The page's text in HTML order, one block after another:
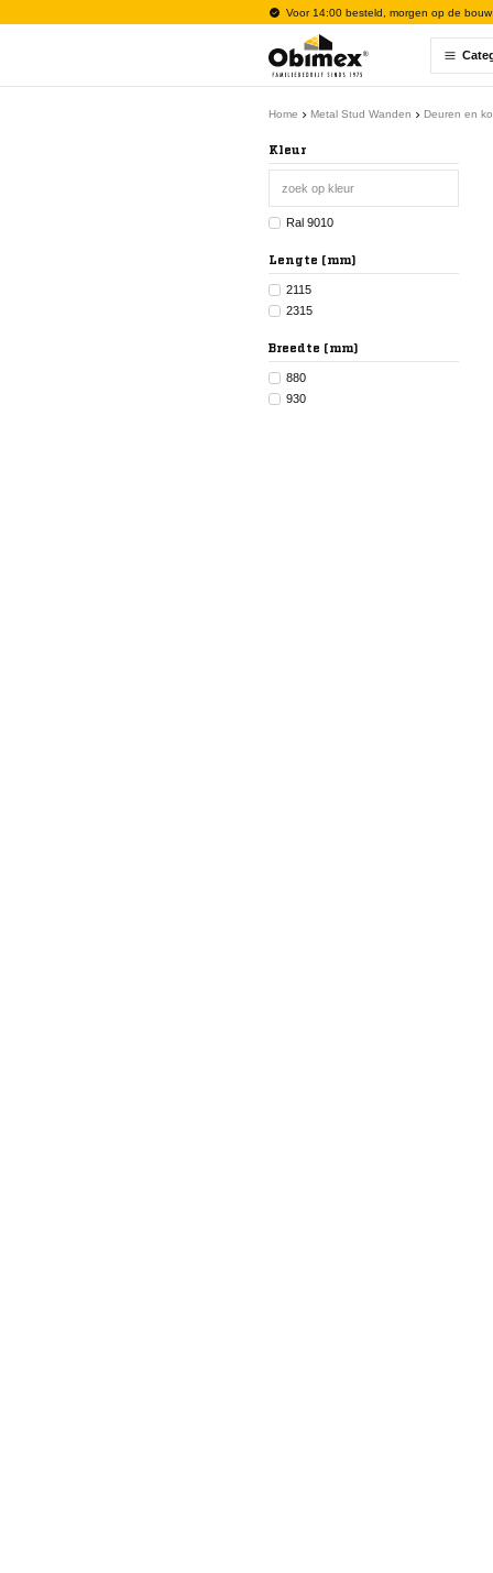
Voor 14:00 besteld, morgen op de bouw
Home Metal Stud Wanden Deuren en
Kleur
Ral 9010
Lengte (mm)
2115
2315
Breedte (mm)
880
930